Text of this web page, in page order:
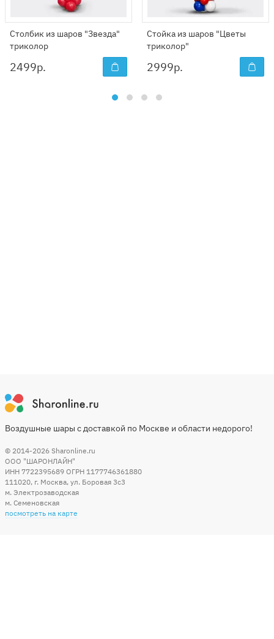
Столбик из шаров "Звезда"
триколор
2499р.
Стойка из шаров "Цветы
триколор"
2999р.
Воздушные шары с доставкой по Москве и области недорого!
© 2014-2026 Sharonline.ru
ООО "ШАРОНЛАЙН"
ИНН 7722395689 ОГРН 1177746361880
111020, г. Москва, ул. Боровая 3c3
м. Электрозаводская
м. Семеновская
посмотреть на карте